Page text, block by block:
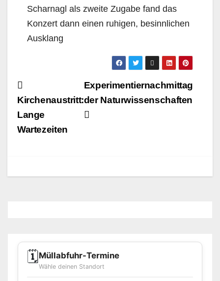
Scharnagl als zweite Zugabe fand das
Konzert dann einen ruhigen, besinnlichen
Ausklang
BeitragsnavigationExperimentiernachmittag
der Naturwissenschaften
Kirchenaustritt:
Lange
Wartezeiten
🗓️Müllabfuhr-Termine
Wähle deinen Standort